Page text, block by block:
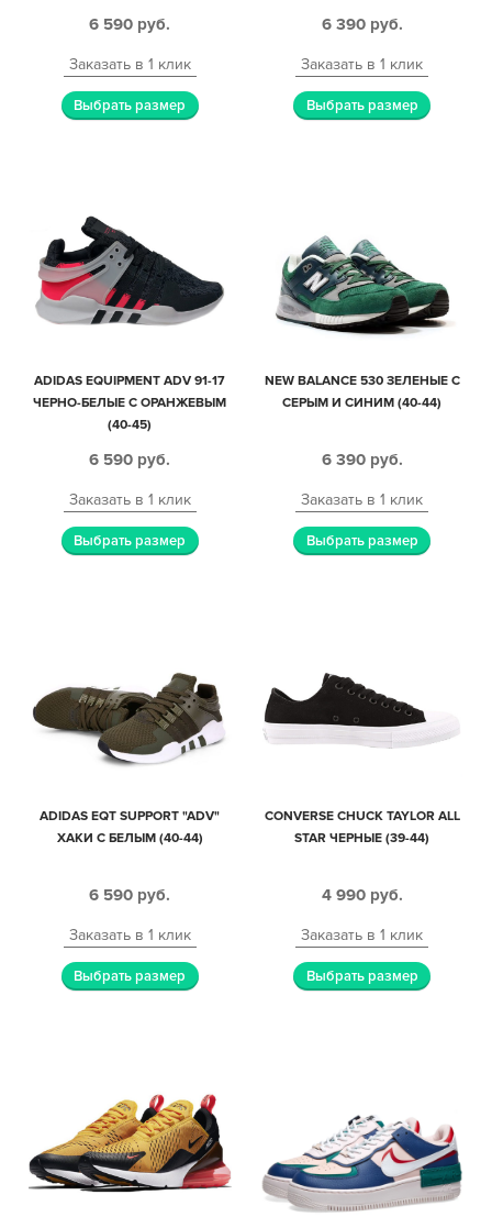
6 590 руб.
Заказать в 1 клик
Выбрать размер
6 390 руб.
Заказать в 1 клик
Выбрать размер
ADIDAS EQUIPMENT ADV 91-17
ЧЕРНО-БЕЛЫЕ С ОРАНЖЕВЫМ
(40-45)
6 590 руб.
Заказать в 1 клик
Выбрать размер
NEW BALANCE 530 ЗЕЛЕНЫЕ С
СЕРЫМ И СИНИМ (40-44)
6 390 руб.
Заказать в 1 клик
Выбрать размер
ADIDAS EQT SUPPORT "ADV"
ХАКИ С БЕЛЫМ (40-44)
6 590 руб.
Заказать в 1 клик
Выбрать размер
CONVERSE CHUCK TAYLOR ALL
STAR ЧЕРНЫЕ (39-44)
4 990 руб.
Заказать в 1 клик
Выбрать размер